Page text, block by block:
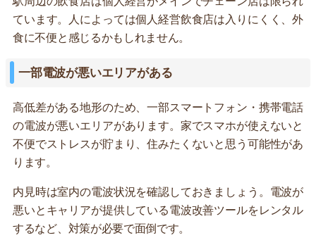
ています。人によっては個人経営飲食店は入りにくく、外
食に不便と感じるかもしれません。
一部電波が悪いエリアがある
高低差がある地形のため、一部スマートフォン・携帯電話
の電波が悪いエリアがあります。家でスマホが使えないと
不便でストレスが貯まり、住みたくないと思う可能性があ
ります。
内見時は室内の電波状況を確認しておきましょう。電波が
悪いとキャリアが提供している電波改善ツールをレンタル
するなど、対策が必要で面倒です。